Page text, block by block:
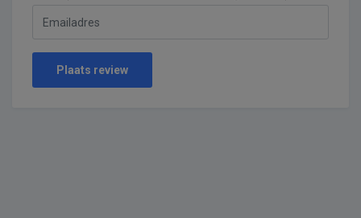
Plaats review